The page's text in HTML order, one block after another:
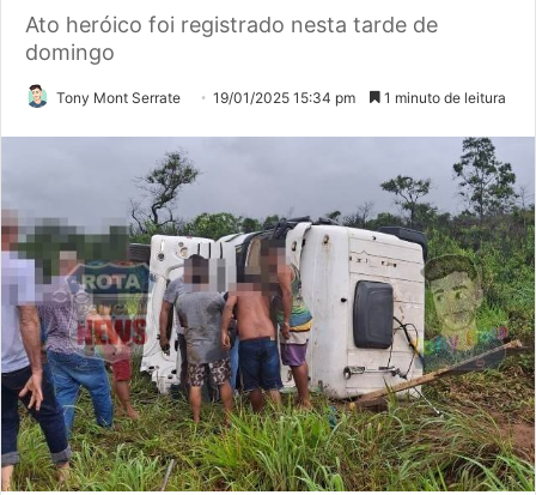
Ato heróico foi registrado nesta tarde de
domingo
Tony Mont Serrate 19/01/2025 15:34 pm 1 minuto de leitura